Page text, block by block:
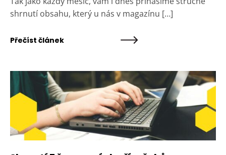
shrnutí obsahu, který u nás v magazínu […]
Přečíst článek